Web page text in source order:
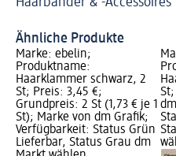
Ähnliche Produkte
Marke: ebelin;
Produktname:
Haarklammer schwarz, 2
St; Preis: 3,45 €;
Grundpreis: 2 St (1,73 € je 1
St); Marke von dm Grafik;
Verfügbarkeit: Status Grün
Lieferbar, Status Grau dm